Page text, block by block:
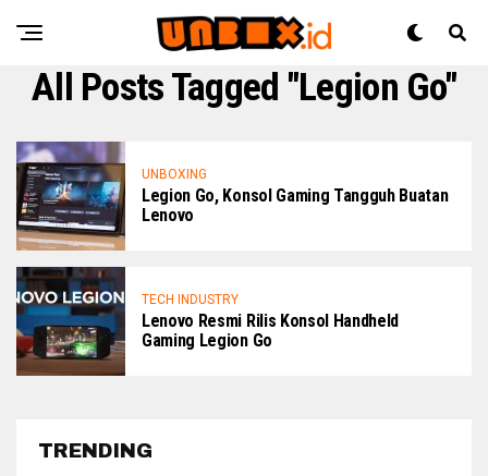
All Posts Tagged "Legion Go"
UNBOXING
Legion Go, Konsol Gaming Tangguh Buatan
Lenovo
TECH INDUSTRY
Lenovo Resmi Rilis Konsol Handheld
Gaming Legion Go
TRENDING